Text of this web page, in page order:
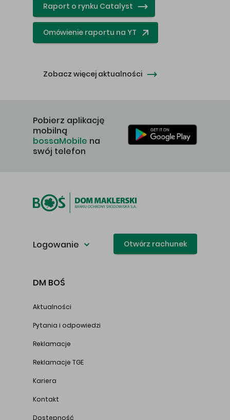
Raport o rynku Catalyst
Omówienie raportu na YT
Zobacz więcej aktualności
Pobierz aplikację
mobilną
bossaMobile na
swój telefon
Logowanie Otwórz rachunek
DM BOŚ
Aktualności
Pytania i odpowiedzi
Reklamacje
Reklamacje TGE
Kariera
Kontakt
Dostępność